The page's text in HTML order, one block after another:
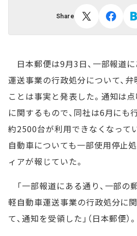
Share
日本郵便は9月3日、一部報道
運送事業の行政処分について、
ことは事実と発表した。通知は
に関するもので、同社は6月にも
約2500台が利用できなくなって
自動車についても一部使用停止
ィアが報じていた。
「一部報道にある通り、一部の
軽自動車運送事業の行政処分に
て、通知を受領した」（日本郵便）。